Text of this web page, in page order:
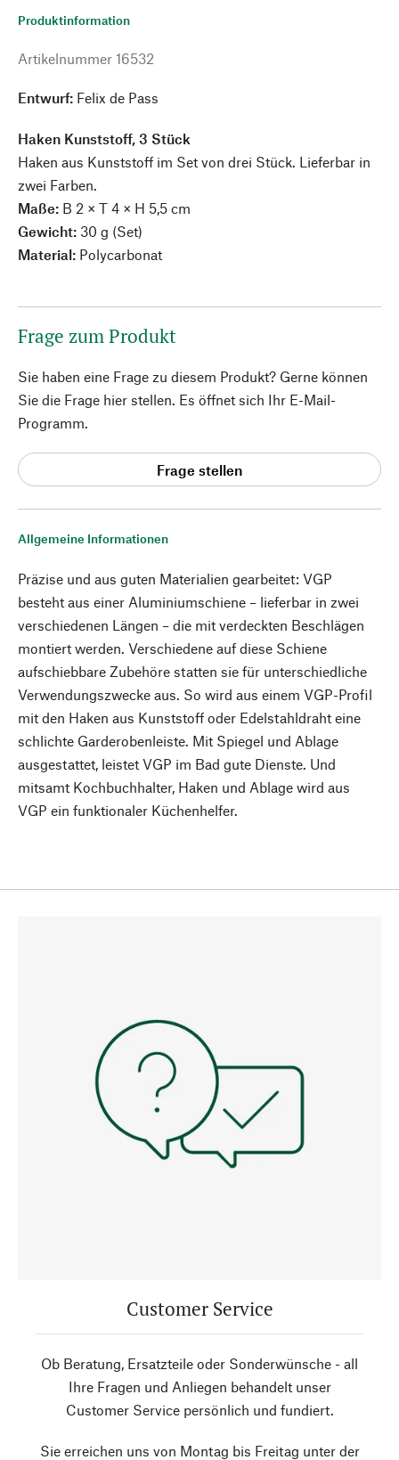
Allgemeine Informationen
Präzise und aus guten Materialien gearbeitet: VGP
besteht aus einer Aluminiumschiene – lieferbar in zwei
verschiedenen Längen – die mit verdeckten Beschlägen
montiert werden. Verschiedene auf diese Schiene
aufschiebbare Zubehöre statten sie für unterschiedliche
Verwendungszwecke aus. So wird aus einem VGP-Profil
mit den Haken aus Kunststoff oder Edelstahldraht eine
schlichte Garderobenleiste. Mit Spiegel und Ablage
ausgestattet, leistet VGP im Bad gute Dienste. Und
mitsamt Kochbuchhalter, Haken und Ablage wird aus
VGP ein funktionaler Küchenhelfer.
Produktinformation
Artikelnummer 16532
Entwurf: Felix de Pass
Haken Kunststoff, 3 Stück
Haken aus Kunststoff im Set von drei Stück. Lieferbar in
zwei Farben.
Maße: B 2 × T 4 × H 5,5 cm
Gewicht: 30 g (Set)
Material: Polycarbonat
Frage zum Produkt
Sie haben eine Frage zu diesem Produkt? Gerne können
Sie die Frage hier stellen. Es öffnet sich Ihr E-Mail-
Programm.
Frage stellen
Customer Service
Ob Beratung, Ersatzteile oder Sonderwünsche - all
Ihre Fragen und Anliegen behandelt unser
Customer Service persönlich und fundiert.
Sie erreichen uns von Montag bis Freitag unter der